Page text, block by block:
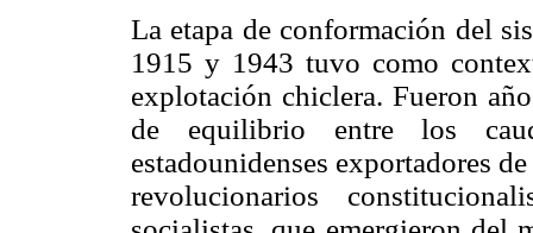
La etapa de conformación del
1915 y 1943 tuvo como
explotación chiclera. Fueron
de equilibrio entre los
estadounidenses exportadores
revolucionarios